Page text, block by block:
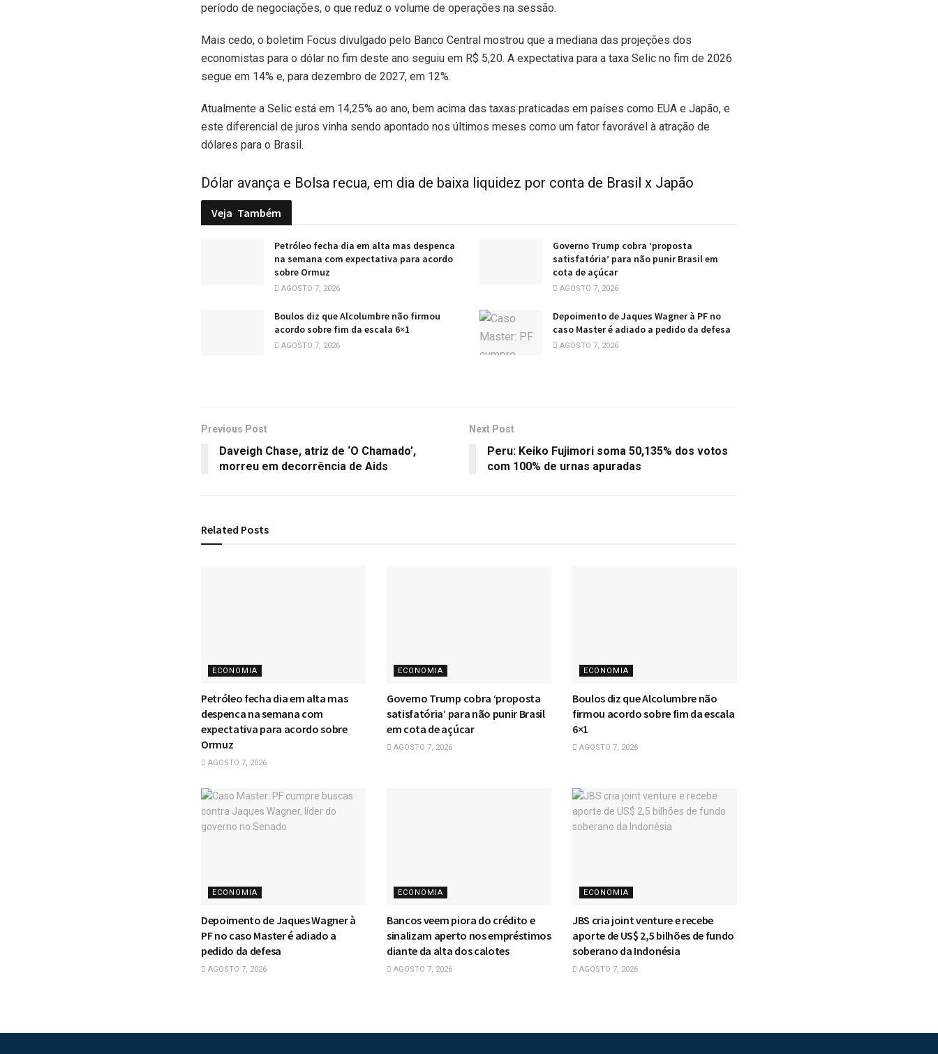
período de negociações, o que reduz o volume de operações na sessão.
Mais cedo, o boletim Focus divulgado pelo Banco Central mostrou que a mediana das projeções dos
economistas para o dólar no fim deste ano seguiu em R$ 5,20. A expectativa para a taxa Selic no fim de 2026
segue em 14% e, para dezembro de 2027, em 12%.
Atualmente a Selic está em 14,25% ao ano, bem acima das taxas praticadas em países como EUA e Japão, e
este diferencial de juros vinha sendo apontado nos últimos meses como um fator favorável à atração de
dólares para o Brasil.
Dólar avança e Bolsa recua, em dia de baixa liquidez por conta de Brasil x Japão
Veja Também
Petróleo fecha dia em alta mas despenca
na semana com expectativa para acordo
sobre Ormuz
AGOSTO 7, 2026
Governo Trump cobra ‘proposta
satisfatória’ para não punir Brasil em
cota de açúcar
AGOSTO 7, 2026
Boulos diz que Alcolumbre não firmou
acordo sobre fim da escala 6×1
AGOSTO 7, 2026
Depoimento de Jaques Wagner à PF no
caso Master é adiado a pedido da defesa
AGOSTO 7, 2026
Previous Post
Daveigh Chase, atriz de ‘O Chamado’,
morreu em decorrência de Aids
Next Post
Peru: Keiko Fujimori soma 50,135% dos votos
com 100% de urnas apuradas
Related Posts
ECONOMIA
Petróleo fecha dia em alta mas
despenca na semana com
expectativa para acordo sobre
Ormuz
AGOSTO 7, 2026
ECONOMIA
Governo Trump cobra ‘proposta
satisfatória’ para não punir Brasil
em cota de açúcar
AGOSTO 7, 2026
ECONOMIA
Boulos diz que Alcolumbre não
firmou acordo sobre fim da escala
6×1
AGOSTO 7, 2026
ECONOMIA
Depoimento de Jaques Wagner à
PF no caso Master é adiado a
pedido da defesa
AGOSTO 7, 2026
ECONOMIA
Bancos veem piora do crédito e
sinalizam aperto nos empréstimos
diante da alta dos calotes
AGOSTO 7, 2026
ECONOMIA
JBS cria joint venture e recebe
aporte de US$ 2,5 bilhões de fundo
soberano da Indonésia
AGOSTO 7, 2026